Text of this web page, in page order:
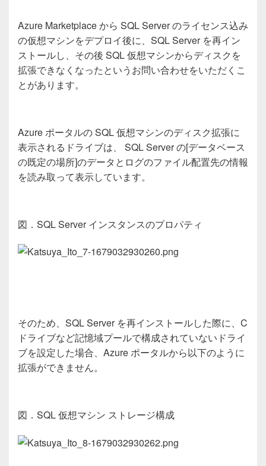
Azure Marketplaceから SQL Serverのライセンス込み
の仮想マシンをデプロイ後に、 SQL Server を再イン
ストールし、その後 SQL仮想マシンからディスクを
拡張できなくなったというお問い合わせをいただくこ
とがあります。
AzureポータルのSQL仮想マシンのディスク拡張に
表示されるドライブは、
SQL Serverの[データベース
の既定の場所]のデータとログのファイル配置先の情報
を読み取って表示しています。
図． SQL Serverインスタンスのプロパティ
そのため、 SQL Server を再インストールした際に、 C
ドライブなど記憶域プールで構成されていないドライ
ブを設定した場合、 Azure ポータルから以下のように
拡張ができません。
図． SQL 仮想マシン ストレージ構成